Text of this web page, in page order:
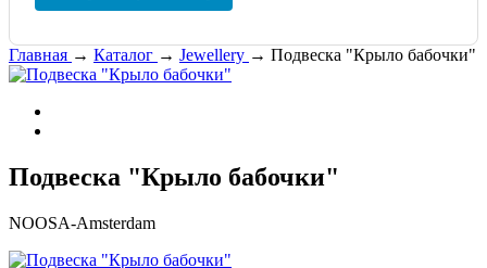
Главная → Каталог → Jewellery → Подвеска "Крыло бабочки"
Подвеска "Крыло бабочки"
NOOSA-Amsterdam